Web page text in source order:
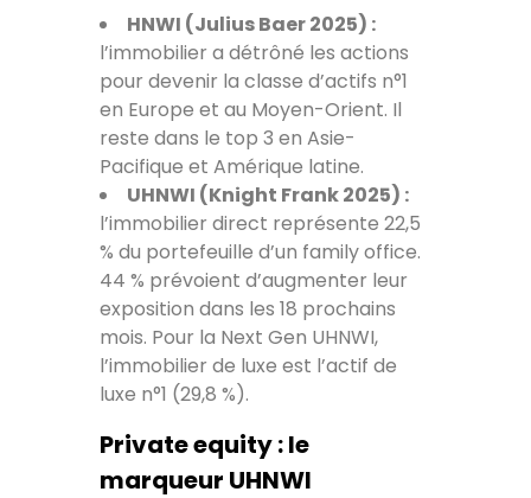
HNWI (Julius Baer 2025) :
l’immobilier a détrôné les actions
pour devenir la classe d’actifs n°1
en Europe et au Moyen-Orient. Il
reste dans le top 3 en Asie-
Pacifique et Amérique latine.
UHNWI (Knight Frank 2025) :
l’immobilier direct représente 22,5
% du portefeuille d’un family office.
44 % prévoient d’augmenter leur
exposition dans les 18 prochains
mois. Pour la Next Gen UHNWI,
l’immobilier de luxe est l’actif de
luxe n°1 (29,8 %).
Private equity : le
marqueur UHNWI